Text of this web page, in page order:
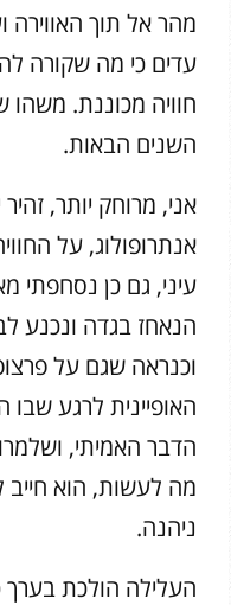
מהר אל תוך האווירה
עדים כי מה שקורה
חוויה מכוננת.
השנים הבאות.
אני, מרוחק יותר,
אנתרופולוג, על
עיני, גם כן נסחפתי
הנאחז בגדה ונכנע
וכנראה שגם על
האופיינית לרגע
הדבר האמיתי,
מה לעשות, הוא
ניהנה.
העלילה הולכת בערך